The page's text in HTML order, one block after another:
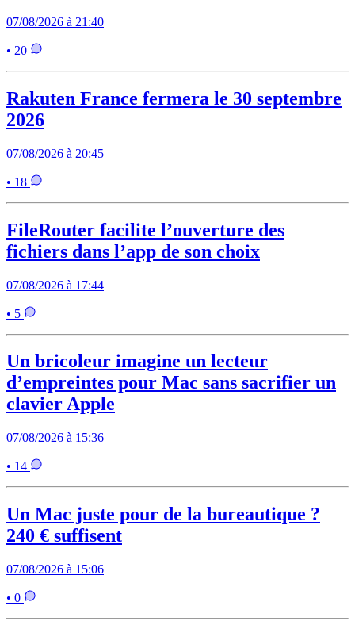
07/08/2026 à 21:40
• 20
Rakuten France fermera le 30 septembre
2026
07/08/2026 à 20:45
• 18
FileRouter facilite l’ouverture des
fichiers dans l’app de son choix
07/08/2026 à 17:44
• 5
Un bricoleur imagine un lecteur
d’empreintes pour Mac sans sacrifier un
clavier Apple
07/08/2026 à 15:36
• 14
Un Mac juste pour de la bureautique ?
240 € suffisent
07/08/2026 à 15:06
• 0